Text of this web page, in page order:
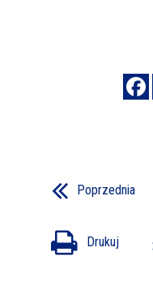
Poprzednia
Drukuj